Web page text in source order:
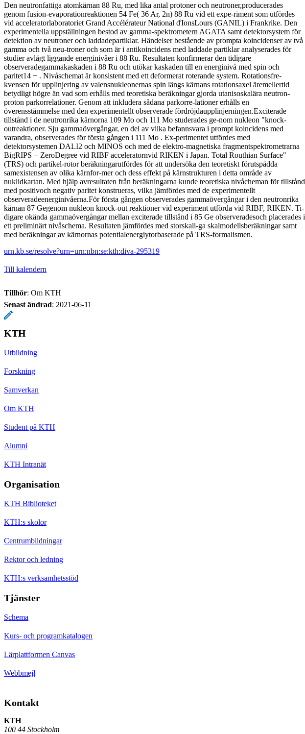
Den neutronfattiga atomkärnan 88 Ru, med lika antal protoner och neutroner,producerades
genom fusion-evaporationreaktionen 54 Fe( 36 Ar, 2n) 88 Ru vid ett expe-riment som utfördes
vid acceleratorlaboratoriet Grand Accélérateur National ďIonsLours (GANIL) i Frankrike. Den
experimentella uppställningen bestod av gamma-spektrometern AGATA samt detektorsystem för
detektion av neutroner och laddadepartiklar. Händelser bestående av prompta koincidenser av två
gamma och två neu-troner och som är i antikoincidens med laddade partiklar analyserades för
studier avlågt liggande energinivåer i 88 Ru. Resultaten konfirmerar den tidigare
observeradegammakaskaden i 88 Ru och utökar kaskaden till en energinivå med spin och
paritet14 + . Nivåschemat är konsistent med ett deformerat roterande system. Rotationsfre-
kvensen för upplinjering av valensnukleonernas spin längs kärnans rotationsaxel äremellertid
betydligt högre än vad som erhålls med teoretiska beräkningar gjorda utanisoskalära neutron-
proton parkorrelationer. Genom att inkludera sådana parkorre-lationer erhålls en
överensstämmelse med den experimentellt observerade fördröjdaupplinjerningen.Exciterade
tillstånd i de neutronrika kärnorna 109 Mo och 111 Mo studerades ge-nom nukleon "knock-
outreaktioner. Sju gammaövergångar, en del av vilka befannsvara i prompt koincidens med
varandra, observerades för första gången i 111 Mo . Ex-perimentet utfördes med
detektorsystemen DALI2 och MINOS och med de elektro-magnetiska fragmentspektrometrarna
BigRIPS + ZeroDegree vid RIBF acceleratornvid RIKEN i Japan. Total Routhian Surface"
(TRS) och partikel-rotor beräkningarutfördes för att undersöka den teoretiskt förutspådda
samexistensen av olika kärnfor-mer och dess effekt på kärnstrukturen i detta område av
nuklidkartan. Med hjälp avresultaten från beräkningarna kunde teoretiska nivåcheman för tillstånd
med positivoch negativ paritet konstrueras, vilka jämfördes med de experimentellt
observeradeenerginivåerna.För första gången observerades gammaövergångar i den neutronrika
kärnan 87 Gegenom nukleon knock-out reaktioner vid experiment utförda vid RIBF, RIKEN. Ti-
digare okända gammaövergångar mellan exciterade tillstånd i 85 Ge observeradesoch placerades i
ett preliminärt nivåschema. Resultaten jämfördes med storskali-ga skalmodellsberäkningar samt
med beräkningar av kärnornas potentialenergiytorbaserade på TRS-formalismen.
urn.kb.se/resolve?urn=urn:nbn:se:kth:diva-295319
Till kalendern
Tillhör: Om KTH
Senast ändrad: 2021-06-11
KTH
Utbildning
Forskning
Samverkan
Om KTH
Student på KTH
Alumni
KTH Intranät
Organisation
KTH Biblioteket
KTH:s skolor
Centrumbildningar
Rektor och ledning
KTH:s verksamhetsstöd
Tjänster
Schema
Kurs- och programkatalogen
Lärplattformen Canvas
Webbmejl
Kontakt
KTH
100 44 Stockholm